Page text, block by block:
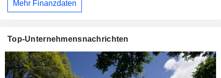
Mehr Finanzdaten
Top-Unternehmensnachrichten